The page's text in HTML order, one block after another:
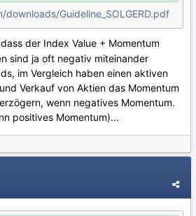
Guideline_SOLGERD.pdf
der Index Value + Momentum
sind ja oft negativ miteinander
im Vergleich haben einen aktiven
Verkauf von Aktien das Momentum
wenn negatives Momentum.
positives Momentum)...